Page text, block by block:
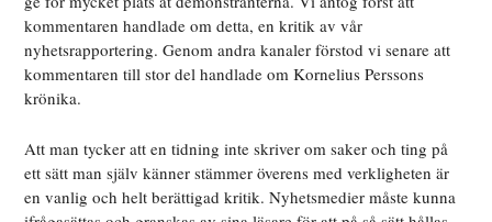
kommentaren handlade om detta, en kritik av vår
nyhetsrapportering. Genom andra kanaler förstod vi senare att
kommentaren till stor del handlade om Kornelius Perssons
krönika.
Att man tycker att en tidning inte skriver om saker och ting på
ett sätt man själv känner stämmer överens med verkligheten är
en vanlig och helt berättigad kritik. Nyhetsmedier måste kunna